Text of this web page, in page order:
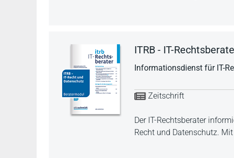
ITRB - IT-
Informationsdienst für IT-
Zeitschrift
Der IT-Rechtsberater
Recht und Datenschutz.